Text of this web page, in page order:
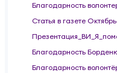
Благодарность
Статья в газете
Благодарность
Благодарность